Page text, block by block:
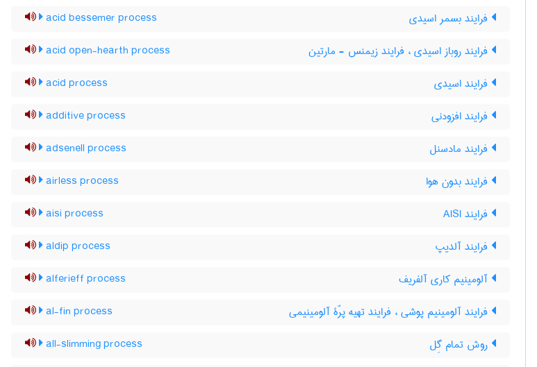
فرایند بسمر اسیدی acid bessemer process
فرایند روباز اسیدی ، فرایند زیمنس - مارتین acid open-hearth process
فرایند اسیدی acid process
فرایند افزودنی additive process
فرایند مادسنل adsenell process
فرایند بدون هوا airless process
فرایند AISI aisi process
فرایند آلدیپ aldip process
آلومینیم کاری آلفریف alferieff process
فرایند آلومینیم پوشی ، فرایند تهیه پرّۀ آلومینیمی al-fin process
روش تمام گِل all-slimming process